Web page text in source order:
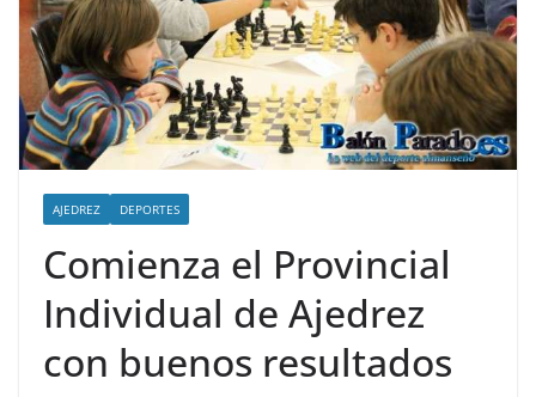
AJEDREZ DEPORTES
Comienza el Provincial
Individual de Ajedrez
con buenos resultados